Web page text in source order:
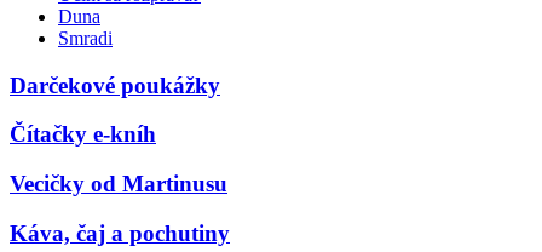
Duna
Smradi
Darčekové poukážky
Čítačky e-kníh
Vecičky od Martinusu
Káva, čaj a pochutiny